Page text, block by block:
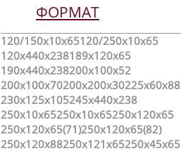
ФОРМАТ
120/150х10х65120/250x10x65
120x440x238189х120х65
190x440x238200х100х52
200х100х70200х200х30225x60x88
230x125x105245x440x238
250x10x65250х10х65250х120х65
250х120х65(71)250х120х65(82)
250х120х88250х121х65250х45х65